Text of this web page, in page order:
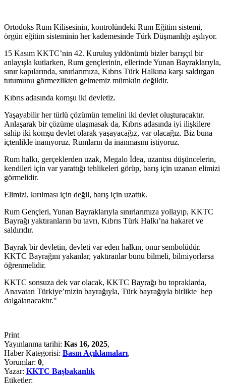
Ortodoks Rum Kilisesinin, kontrolündeki Rum Eğitim sistemi,
örgün eğitim sisteminin her kademesinde Türk Düşmanlığı aşılıyor.
15 Kasım KKTC’nin 42. Kuruluş yıldönümü bizler barışçıl bir
anlayışla kutlarken, Rum gençlerinin, ellerinde Yunan Bayraklarıyla,
sınır kapılarında, sınırlarımıza, Kıbrıs Türk Halkına karşı saldırgan
tutumunu görmezlikten gelmemiz mümkün değildir.
Kıbrıs adasında komşu iki devletiz.
Yaşayabilir her türlü çözümün temelini iki devlet oluşturacaktır.
Anlaşarak bir çözüme ulaşmasak da, Kıbrıs adasında iyi ilişkilere
sahip iki komşu devlet olarak yaşayacağız, var olacağız. Biz buna
içtenlikle inanıyoruz. Rumların da inanmasını istiyoruz.
Rum halkı, gerçeklerden uzak, Megalo İdea, uzantısı düşüncelerin,
kendileri için var yarattığı tehlikeleri görüp, barış için uzanan elimizi
görmelidir.
Elimizi, kırılması için değil, barış için uzattık.
Rum Gençleri, Yunan Bayraklarıyla sınırlarımıza yollayıp, KKTC
Bayrağı yaktıranların bu tavrı, Kıbrıs Türk Halkı’na hakaret ve
saldırıdır.
Bayrak bir devletin, devleti var eden halkın, onur sembolüdür.
KKTC Bayrağını yakanlar, yaktıranlar bunu bilmeli, bilmiyorlarsa
öğrenmelidir.
KKTC sonsuza dek var olacak, KKTC Bayrağı bu topraklarda,
Anavatan Türkiye’mizin bayrağıyla, Türk bayrağıyla birlikte hep
dalgalanacaktır."
Print
Yayınlanma tarihi: Kas 16, 2025,
Haber Kategorisi: Basın Açıklamaları,
Yorumlar: 0,
Yazar: KKTC Başbakanlık
Etiketler: